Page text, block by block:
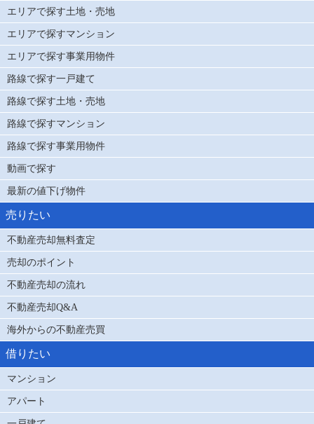
エリアで探す土地・売地
エリアで探すマンション
エリアで探す事業用物件
路線で探す一戸建て
路線で探す土地・売地
路線で探すマンション
路線で探す事業用物件
動画で探す
最新の値下げ物件
売りたい
不動産売却無料査定
売却のポイント
不動産売却の流れ
不動産売却Q&A
海外からの不動産売買
借りたい
マンション
アパート